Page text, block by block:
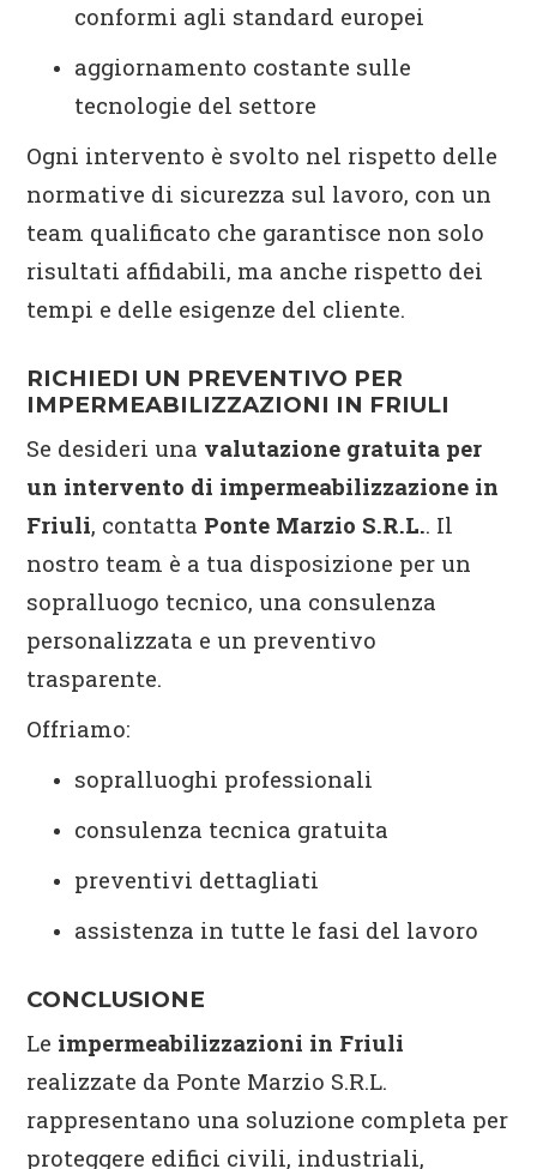
conformi agli standard europei
aggiornamento costante sulle
tecnologie del settore
Ogni intervento è svolto nel rispetto delle
normative di sicurezza sul lavoro, con un
team qualificato che garantisce non solo
risultati affidabili, ma anche rispetto dei
tempi e delle esigenze del cliente.
RICHIEDI UN PREVENTIVO PER
IMPERMEABILIZZAZIONI IN FRIULI
Se desideri una valutazione gratuita per
un intervento di impermeabilizzazione in
Friuli, contatta Ponte Marzio S.R.L.. Il
nostro team è a tua disposizione per un
sopralluogo tecnico, una consulenza
personalizzata e un preventivo
trasparente.
Offriamo:
sopralluoghi professionali
consulenza tecnica gratuita
preventivi dettagliati
assistenza in tutte le fasi del lavoro
CONCLUSIONE
Le impermeabilizzazioni in Friuli
realizzate da Ponte Marzio S.R.L.
rappresentano una soluzione completa per
proteggere edifici civili, industriali,